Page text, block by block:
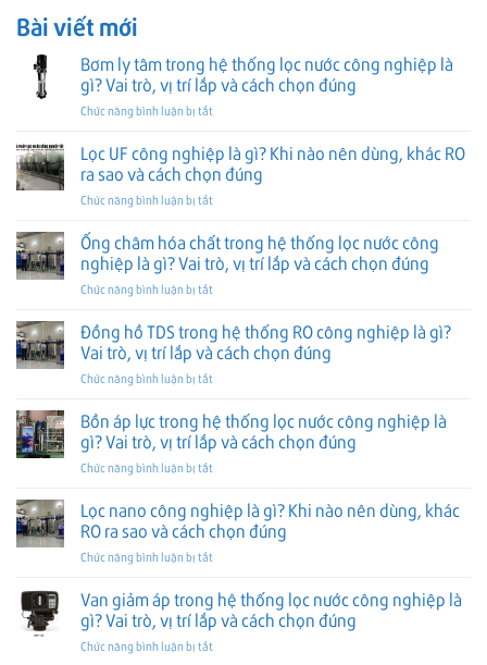
Bài viết mới
Bơm ly tâm trong hệ thống lọc nước công nghiệp là
gì? Vai trò, vị trí lắp và cách chọn đúng
Chức năng bình luận bị tắtở
ly
tâm
trong
hệ
lọc
nước
công
nghiệp
gì?
Vai
vị
lắp
và
Lọc UF công nghiệp là gì? Khi nào nên dùng, khác RO
ra sao và cách chọn đúng
Chức năng bình luận bị tắtở
UF
công
nghiệp
là
Khi
nào
nên
dùng,
RO
ra
và
chọn
đúng
Ống châm hóa chất trong hệ thống lọc nước công
nghiệp là gì? Vai trò, vị trí lắp và cách chọn đúng
Chức năng bình luận bị tắtở
châm
hóa
chất
trong
thống
lọc
nước
công
là
gì?
trò,
trí
lắp
Đồng hồ TDS trong hệ thống RO công nghiệp là gì?
Vai trò, vị trí lắp và cách chọn đúng
Chức năng bình luận bị tắtở
hồ
TDS
trong
hệ
RO
công
nghiệp
là
Vai
trò,
trí
Bồn áp lực trong hệ thống lọc nước công nghiệp là
gì? Vai trò, vị trí lắp và cách chọn đúng
Chức năng bình luận bị tắtở
áp
lực
trong
hệ
lọc
nước
công
nghiệp
Lọc nano công nghiệp là gì? Khi nào nên dùng, khác
RO ra sao và cách chọn đúng
Chức năng bình luận bị tắtở
nano
công
nghiệp
là
Van giảm áp trong hệ thống lọc nước công nghiệp là
gì? Vai trò, vị trí lắp và cách chọn đúng
Chức năng bình luận bị tắtở